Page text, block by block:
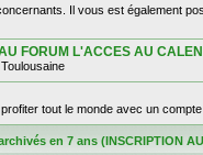
Il vous est également
FORUM L'ACCES AU
tout le monde avec un compte
en 7 ans (INSCRIPTION